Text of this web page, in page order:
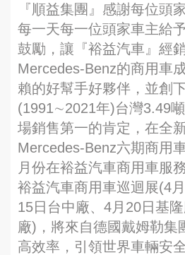
『順益集團』感謝每位頭
每一天每一位頭家車主給
鼓勵，讓『裕益汽車』經
Mercedes-Benz的商用車
賴的好幫手好夥伴，並創
(1991∼2021年)台灣3.49
場銷售第一的肯定，在全
Mercedes-Benz六期商用
月份在裕益汽車商用車服
裕益汽車商用車巡迴展(4
15日台中廠、4月20日基
廠)，將來自德國戴姆勒集
高效率，引領世界車輛安